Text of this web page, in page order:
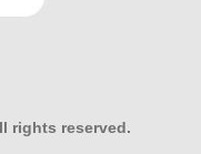
rights reserved.